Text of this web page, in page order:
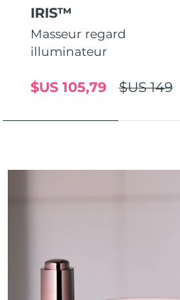
IRIS™
Masseur regard
illuminateur
$US 149
$US 105,79